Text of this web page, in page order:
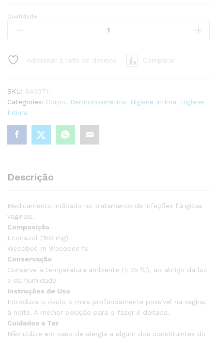
Gyno-
Pevaryl
3
quantity
Quatidade:
Adicionar à lista de desejos Comparar
SKU: 8439711
Categories: Corpo Dermocosmética Higiene Íntima
Higiene
Íntima
Descrição
Medicamento indicado no tratamento de infeções fúngicas
vaginais.
Composição
Econazol (150 mg)
Wecobee m Wecobee fs
Conservação
Conserve à temperatura ambiente (< 25 ºC), ao abrigo da luz
e da humidade
Instruções de Uso
Introduza o óvulo o mais profundamente possível na vagina,
à noite. A melhor posição para o fazer é deitada.
Cuidados a Ter
Não utilize em caso de alergia a algum dos constituintes do